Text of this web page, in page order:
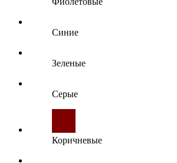
Синие
Зеленые
Серые
Коричневые